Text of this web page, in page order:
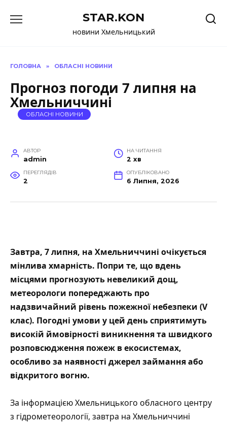
до
STAR.KON
новини Хмельницький
ГОЛОВНА » ОБЛАСНІ НОВИНИ
Прогноз погоди 7 липня на
Хмельниччині
ОБЛАСНІ НОВИНИ
АВТОР
admin
НА ЧИТАННЯ
2 хв
ПЕРЕГЛЯДІВ
2
ОПУБЛІКОВАНО
6 Липня, 2026
Завтра, 7 липня, на Хмельниччині очікується
мінлива хмарність. Попри те, що вдень
місцями прогнозують невеликий дощ,
метеорологи попереджають про
надзвичайний рівень пожежної небезпеки (V
клас). Погодні умови у цей день сприятимуть
високій ймовірності виникнення та швидкого
розповсюдження пожеж в екосистемах,
особливо за наявності джерел займання або
відкритого вогню.
За інформацієюХмельницького обласного центру
з гідрометеорології, завтра на Хмельниччині